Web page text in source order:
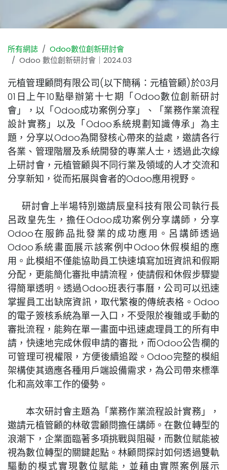
所有網誌
Odoo數位創新研討會
Odoo 數位創新研討會｜2024.03
元植管理顧問有限公司(以下簡稱：元植管顧)於03月
01日上午10點舉辦第十七期「Odoo數位創新研討
會」，以「Odoo成功案例分享」、「業務作業流程
設計實務」以及「Odoo系統規劃知識傳承」為主
題，分享以Odoo為開發核心帶來的益處，邀請各行
各業、管理階層及系統開發的專業人士，透過此次線
上研討會，元植管顧與不同行業及領域的人才交流和
分享新知，從而拓展與會者的Odoo應用視野。
研討會上半場特別邀請辰皇科技有限公司執行長
呂政皇先生，擔任Odoo成功案例分享講師，分享
Odoo在服飾品批發業的成功應用。呂講師透過
Odoo系統畫面展示該案例中Odoo休假模組的應
用。此模組不僅能協助員工快速填寫加班資訊和假期
分配，更能簡化審批申請流程，使請假和休假步驟變
得簡單透明。透過Odoo班表行事曆，公司可以迅速
掌握員工出缺席資訊，取代繁複的傳統表格。Odoo
的電子簽核系統為單一入口，不受限於複雜或手動的
審批流程，能夠在單一畫面中迅速處理員工的所有申
請，快速地完成休假申請的審批，而Odoo公告欄的
可管理可視權限，方便後續追蹤。Odoo完整的模組
架構使其適應各種用戶端設備需求，為公司帶來標準
化和高效率工作的優勢。
本次研討會主題為「業務作業流程設計實務」，
邀請元植管顧的林敬雲顧問擔任講師。在數位轉型的
浪潮下，企業面臨著多項挑戰與阻礙，而數位賦能被
視為數位轉型的關鍵起點。林顧問探討如何透過雙軌
驅動的模式實現數位賦能，並藉由實際案例展示